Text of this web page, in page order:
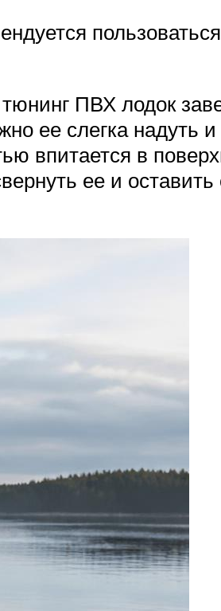
тюнинг ПВХ лодок
ее слегка надуть
впитается в
ее и